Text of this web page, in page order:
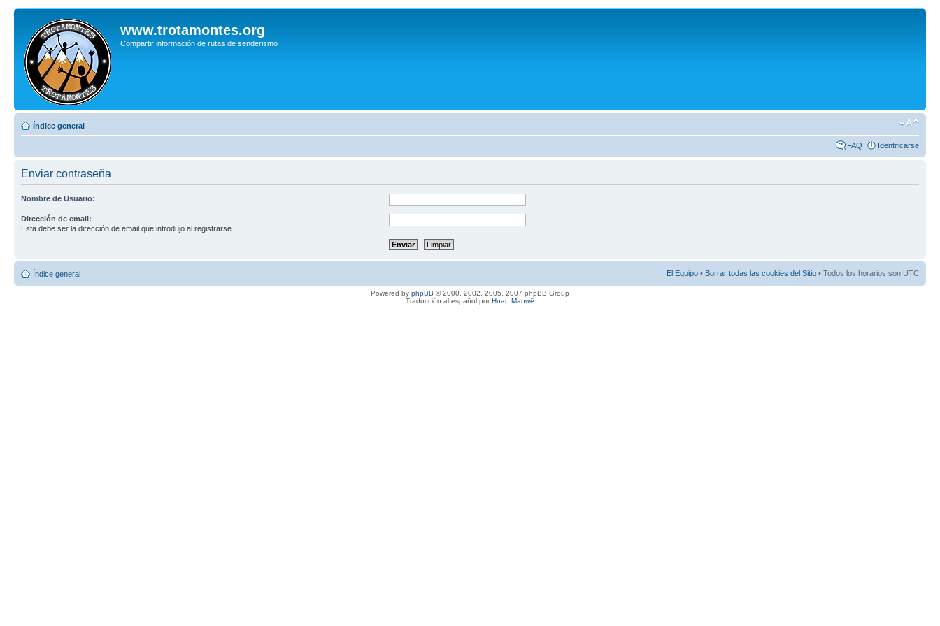
www.trotamontes.org
Compartir información de rutas de senderismo
Índice general
FAQ Identificarse
Enviar contraseña
Nombre de Usuario:
Dirección de email:
Esta debe ser la dirección de email que introdujo al registrarse.
Índice general El Equipo • Borrar todas las cookies del Sitio • Todos los horarios son UTC
Powered by phpBB © 2000, 2002, 2005, 2007 phpBB Group
Traducción al español porHuan Manwë